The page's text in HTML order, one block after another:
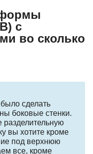
с
во сколько
сделать
боковые стенки.
разделительную
вы хотите кроме
под верхнюю
все, кроме